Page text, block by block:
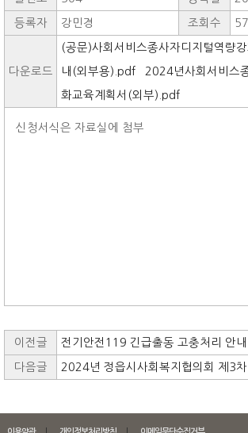
등록자 강민경 조회수
다운로드
(공문)사회서비스종사자디지털역량
내(외부용).pdf 2024년사회서비스
화교육계획서(외부).pdf
신청서식은 자료실에 첨부
이전글 전기안전119 긴급출동 고충처리 안내
다음글 2024년 정읍시사회복지협의회 제3